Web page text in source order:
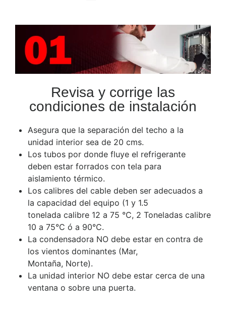
Revisa y corrige las
condiciones de instalación
Asegura que la separación del techo a la
unidad interior sea de 20 cms.
Los tubos por donde fluye el refrigerante
deben estar forrados con tela para
aislamiento térmico.
Los calibres del cable deben ser adecuados a
la capacidad del equipo (1 y 1.5
tonelada calibre 12 a 75 °C, 2 Toneladas calibre
10 a 75°C ó a 90°C.
La condensadora NO debe estar en contra de
los vientos dominantes (Mar,
Montaña, Norte).
La unidad interior NO debe estar cerca de una
ventana o sobre una puerta.